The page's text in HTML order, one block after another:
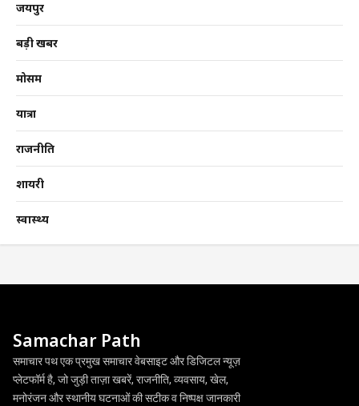
जयपुर
बड़ी खबर
मोसम
यात्रा
राजनीति
शायरी
स्वास्थ्य
Samachar Path
समाचार पथ एक प्रमुख समाचार वेबसाइट और डिजिटल न्यूज़
प्लेटफॉर्म है, जो जुड़ी ताज़ा खबरें, राजनीति, व्यवसाय, खेल,
मनोरंजन और स्थानीय घटनाओं की सटीक व निष्पक्ष जानकारी